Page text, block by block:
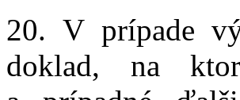
20. V prípade
doklad, na